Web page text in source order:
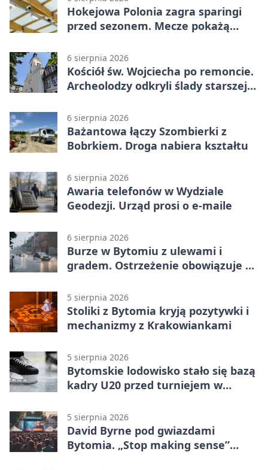
Hokejowa Polonia zagra sparingi
przed sezonem. Mecze pokażą
6 sierpnia 2026
Kościół św. Wojciecha po remoncie.
Archeolodzy odkryli ślady starszej
6 sierpnia 2026
Bażantowa łączy Szombierki z
Bobrkiem. Droga nabiera kształtu
6 sierpnia 2026
Awaria telefonów w Wydziale
Geodezji. Urząd prosi o e-maile
6 sierpnia 2026
Burze w Bytomiu z ulewami i
gradem. Ostrzeżenie obowiązuje do
5 sierpnia 2026
Stoliki z Bytomia kryją pozytywki i
mechanizmy z Krakowiankami
5 sierpnia 2026
Bytomskie lodowisko stało się bazą
kadry U20 przed turniejem w
5 sierpnia 2026
David Byrne pod gwiazdami
Bytomia. „Stop making sense”